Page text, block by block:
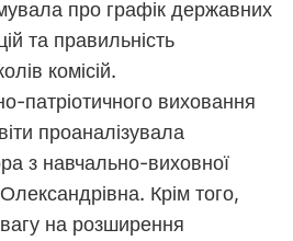
про графік державних
та правильність
комісій.
патріотичного виховання
проаналізувала
з навчально-виховної
Крім того,
на розширення